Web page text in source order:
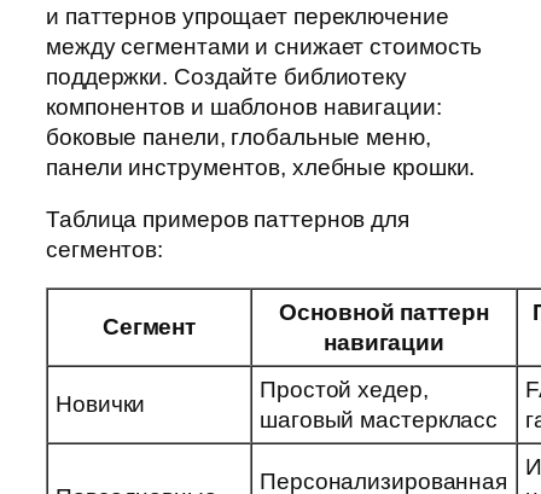
и паттернов упрощает переключение
между сегментами и снижает стоимость
поддержки. Создайте библиотеку
компонентов и шаблонов навигации:
боковые панели, глобальные меню,
панели инструментов, хлебные крошки.
Таблица примеров паттернов для
сегментов:
Сегмент
Основной паттерн
навигации
Новички
Простой хедер,
шаговый мастеркласс
Персонализированная